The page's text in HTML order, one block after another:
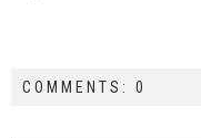
COMMENTS: 0